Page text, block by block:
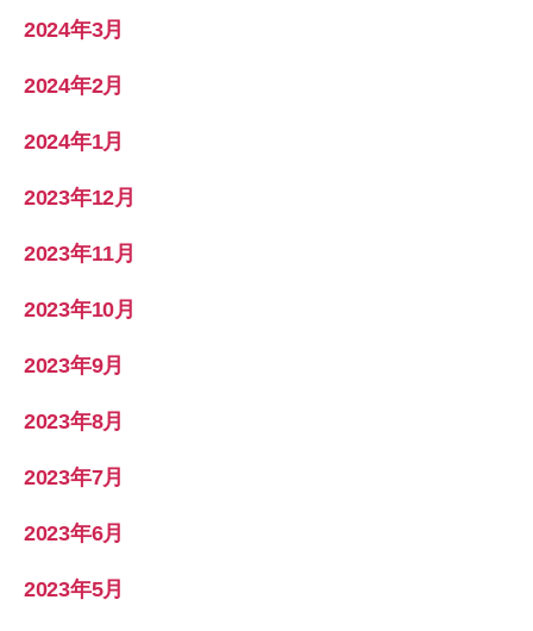
2024年3月
2024年2月
2024年1月
2023年12月
2023年11月
2023年10月
2023年9月
2023年8月
2023年7月
2023年6月
2023年5月